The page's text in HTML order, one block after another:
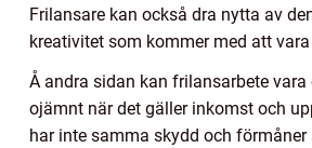
Frilansare kan också dra nytta av
kreativitet som kommer med att
Å andra sidan kan frilansarbete vara
ojämnt när det gäller inkomst och
har inte samma skydd och